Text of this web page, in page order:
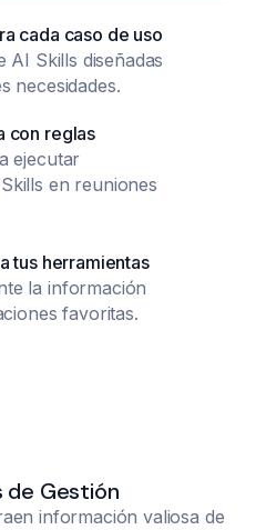
cada caso de uso
AI Skills diseñadas
necesidades.
con reglas
ejecutar
en reuniones
tus herramientas
la información
favoritas.
de Gestión
información valiosa de